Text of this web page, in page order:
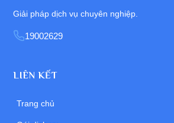
Giải pháp dịch vụ chuyên nghiệp.
19002629
LIÊN KẾT
Trang chủ